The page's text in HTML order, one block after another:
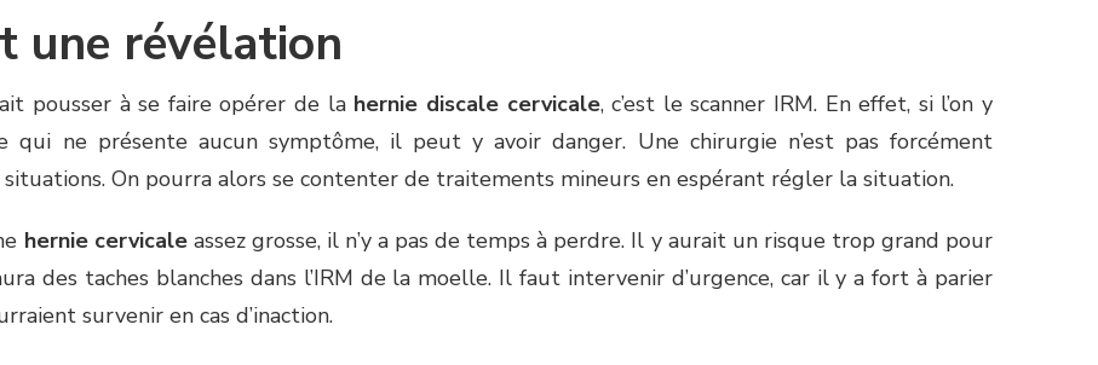
une révélation
pousser à se faire opérer de la hernie discale cervicale, c’est le scanner IRM. En effet, si l’on y
qui ne présente aucun symptôme, il peut y avoir danger. Une chirurgie n’est pas forcément
situations. On pourra alors se contenter de traitements mineurs en espérant régler la situation.
hernie cervicaleassez grosse, il n’y a pas de temps à perdre. Il y aurait un risque trop grand pour
des taches blanches dans l’IRM de la moelle. Il faut intervenir d’urgence, car il y a fort à parier
survenir en cas d’inaction.